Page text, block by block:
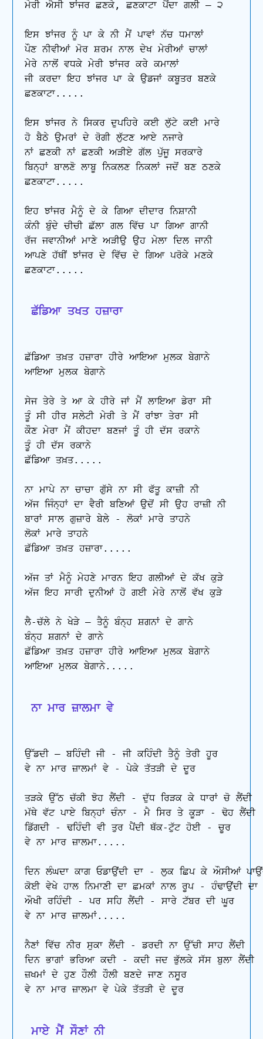
ਮੇਰੀ ਐਸੀ ਝਾਂਜਰ ਛਣਕੇ, ਛਣਕਾਟਾ ਪੈਂਦਾ ਗਲੀ – ੨
ਇਸ ਝਾਂਜਰ ਨੂੰ ਪਾ ਕੇ ਨੀ ਮੈਂ ਪਾਵਾਂ ਨੱਚ ਧਮਾਲਾਂ
ਪੌਣ ਨੀਵੀਆਂ ਮੋਰ ਸ਼ਰਮ ਨਾਲ ਦੇਖ ਮੇਰੀਆਂ ਚਾਲਾਂ
ਮੇਰੇ ਨਾਲੋਂ ਵਧਕੇ ਮੇਰੀ ਝਾਂਜਰ ਕਰੇ ਕਮਾਲਾਂ
ਜੀ ਕਰਦਾ ਇਹ ਝਾਂਜਰ ਪਾ ਕੇ ਉਡਜਾਂ ਕਬੂਤਰ ਬਣਕੇ
ਛਣਕਾਟਾ.....
ਇਸ ਝਾਂਜਰ ਨੇ ਸਿਕਰ ਦੁਪਹਿਰੇ ਕਈ ਲੁੱਟੇ ਕਈ ਮਾਰੇ
ਹੋ ਬੈਠੇ ਉਮਰਾਂ ਦੇ ਰੋਗੀ ਲੁੱਟਣ ਆਏ ਨਜਾਰੇ
ਨਾਂ ਛਣਕੀ ਨਾਂ ਛਣਕੀ ਅੜੀਏ ਗੱਲ ਪੁੱਜੂ ਸਰਕਾਰੇ
ਬਿਨ੍ਹਾਂ ਬਾਲਣੋ ਲਾਬੂ ਨਿਕਲਣ ਨਿਕਲਾਂ ਜਦੋਂ ਬਣ ਠਣਕੇ
ਛਣਕਾਟਾ.....
ਇਹ ਝਾਂਜਰ ਮੈਨੂੰ ਦੇ ਕੇ ਗਿਆ ਦੀਦਾਰ ਨਿਸ਼ਾਨੀ
ਕੰਨੀ ਬੁੰਦੇ ਚੀਚੀ ਛੱਲਾ ਗਲ ਵਿੱਚ ਪਾ ਗਿਆ ਗਾਨੀ
ਰੱਜ ਜਵਾਨੀਆਂ ਮਾਣੇ ਅੜੀਉ ਉਹ ਮੇਲਾ ਦਿਲ ਜਾਨੀ
ਆਪਣੇ ਹੱਥੀਂ ਝਾਂਜਰ ਦੇ ਵਿੱਚ ਦੇ ਗਿਆ ਪਰੋਕੇ ਮਣਕੇ
ਛਣਕਾਟਾ.....
ਛੱਡਿਆ ਤਖਤ ਹਜ਼ਾਰਾ
ਛੱਡਿਆ ਤਖ਼ਤ ਹਜ਼ਾਰਾ ਹੀਰੇ ਆਇਆ ਮੁਲਕ ਬੇਗਾਨੇ
ਆਇਆ ਮੁਲਕ ਬੇਗਾਨੇ
ਸੇਜ ਤੇਰੇ ਤੇ ਆ ਕੇ ਹੀਰੇ ਜਾਂ ਮੈਂ ਲਾਇਆ ਡੇਰਾ ਸੀ
ਤੂੰ ਸੀ ਹੀਰ ਸਲੇਟੀ ਮੇਰੀ ਤੇ ਮੈਂ ਰਾਂਝਾ ਤੇਰਾ ਸੀ
ਕੌਣ ਮੇਰਾ ਮੈਂ ਕੀਹਦਾ ਬਣਜਾਂ ਤੂੰ ਹੀ ਦੱਸ ਰਕਾਨੇ
ਤੂੰ ਹੀ ਦੱਸ ਰਕਾਨੇ
ਛੱਡਿਆ ਤਖ਼ਤ.....
ਨਾ ਮਾਪੇ ਨਾ ਚਾਚਾ ਗੁੱਸੇ ਨਾ ਸੀ ਫੱਤੂ ਕਾਜ਼ੀ ਨੀ
ਅੱਜ ਜਿੰਨ੍ਹਾਂ ਦਾ ਵੈਰੀ ਬਣਿਆਂ ਉਦੋਂ ਸੀ ਉਹ ਰਾਜ਼ੀ ਨੀ
ਬਾਰਾਂ ਸਾਲ ਗੁਜ਼ਾਰੇ ਬੇਲੇ - ਲੋਕਾਂ ਮਾਰੇ ਤਾਹਨੇ
ਲੋਕਾਂ ਮਾਰੇ ਤਾਹਨੇ
ਛੱਡਿਆ ਤਖ਼ਤ ਹਜ਼ਾਰਾ.....
ਅੱਜ ਤਾਂ ਮੈਨੂੰ ਮੇਹਣੇ ਮਾਰਨ ਇਹ ਗਲੀਆਂ ਦੇ ਕੱਖ ਕੁੜੇ
ਅੱਜ ਇਹ ਸਾਰੀ ਦੁਨੀਆਂ ਹੋ ਗਈ ਮੇਰੇ ਨਾਲੋਂ ਵੱਖ ਕੁੜੇ
ਲੈ-ਚੱਲੇ ਨੇ ਖੇੜੇ – ਤੈਨੂੰ ਬੰਨ੍ਹ ਸ਼ਗਨਾਂ ਦੇ ਗਾਨੇ
ਬੰਨ੍ਹ ਸ਼ਗਨਾਂ ਦੇ ਗਾਨੇ
ਛੱਡਿਆ ਤਖ਼ਤ ਹਜ਼ਾਰਾ ਹੀਰੇ ਆਇਆ ਮੁਲਕ ਬੇਗਾਨੇ
ਆਇਆ ਮੁਲਕ ਬੇਗਾਨੇ.....
ਨਾ ਮਾਰ ਜ਼ਾਲਮਾ ਵੇ
ਉੱਡਦੀ – ਬਹਿੰਦੀ ਜੀ - ਜੀ ਕਹਿੰਦੀ ਤੈਨੂੰ ਤੇਰੀ ਹੂਰ
ਵੇ ਨਾ ਮਾਰ ਜ਼ਾਲਮਾਂ ਵੇ - ਪੇਕੇ ਤੱਤੜੀ ਦੇ ਦੂਰ
ਤੜਕੇ ਉੱਠ ਚੱਕੀ ਝੋਹ ਲੈਂਦੀ - ਦੁੱਧ ਰਿੜਕ ਕੇ ਧਾਰਾਂ ਚੋ ਲੈਂਦੀ
ਮੱਥੇ ਵੱਟ ਪਾਏ ਬਿਨ੍ਹਾਂ ਚੰਨਾ - ਮੈ ਸਿਰ ਤੇ ਕੂੜਾ - ਢੋਹ ਲੈਂਦੀ
ਡਿੱਗਦੀ - ਢਹਿੰਦੀ ਵੀ ਤੁਰ ਪੈਂਦੀ ਥੱਕ-ਟੁੱਟ ਹੋਈ - ਚੂਰ
ਵੇ ਨਾ ਮਾਰ ਜ਼ਾਲਮਾ.....
ਦਿਨ ਲੰਘਦਾ ਕਾਗ ਓਡਾਉਂਦੀ ਦਾ - ਲੁਕ ਛਿਪ ਕੇ ਔਸੀਆਂ
ਕੋਈ ਵੇਖੇ ਹਾਲ ਨਿਮਾਣੀ ਦਾ ਛਮਕਾਂ ਨਾਲ ਰੂਪ - ਹੰਢਾਉਂਦੀ ਦਾ
ਔਖੀ ਰਹਿੰਦੀ - ਪਰ ਸਹਿ ਲੈਂਦੀ - ਸਾਰੇ ਟੱਬਰ ਦੀ ਘੂਰ
ਵੇ ਨਾ ਮਾਰ ਜ਼ਾਲਮਾਂ.....
ਨੈਣਾਂ ਵਿੱਚ ਨੀਰ ਸੁਕਾ ਲੈਂਦੀ - ਡਰਦੀ ਨਾ ਉੱਚੀ ਸਾਹ ਲੈਂਦੀ
ਦਿਨ ਭਾਗਾਂ ਭਰਿਆ ਕਦੀ - ਕਦੀ ਜਦ ਭੁੱਲਕੇ ਸੱਸ ਬੁਲਾ ਲੈਂਦੀ
ਜ਼ਖਮਾਂ ਦੇ ਹੁਣ ਹੌਲੀ ਹੌਲੀ ਬਣਦੇ ਜਾਣ ਨਸੂਰ
ਵੇ ਨਾ ਮਾਰ ਜ਼ਾਲਮਾ ਵੇ ਪੇਕੇ ਤੱਤੜੀ ਦੇ ਦੂਰ
ਮਾਏ ਮੈਂ ਸੌਣਾਂ ਨੀ